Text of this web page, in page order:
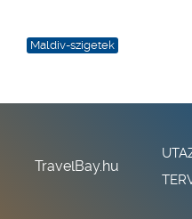
Maldiv-szigetek
TravelBay.hu